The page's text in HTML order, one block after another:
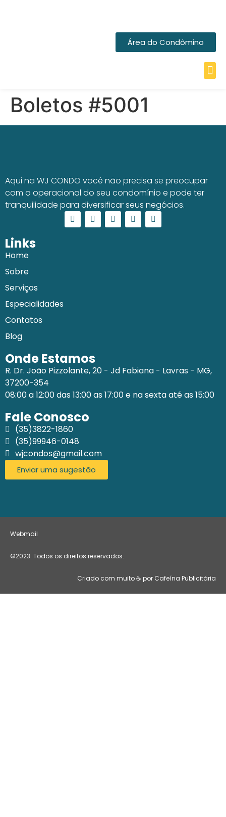
Área do Condômino
Boletos #5001
Aqui na WJ CONDO você não precisa se preocupar
com o operacional do seu condomínio e pode ter
tranquilidade para diversificar seus negócios.
Links
Home
Sobre
Serviços
Especialidades
Contatos
Blog
Onde Estamos
R. Dr. João Pizzolante, 20 - Jd Fabiana - Lavras - MG,
37200-354
08:00 a 12:00 das 13:00 as 17:00 e na sexta até as 15:00
Fale Conosco
(35)3822-1860
(35)99946-0148
wjcondos@gmail.com
Enviar uma sugestão
Webmail
©2023. Todos os direitos reservados.
Criado com muito ☕ por Cafeína Publicitária